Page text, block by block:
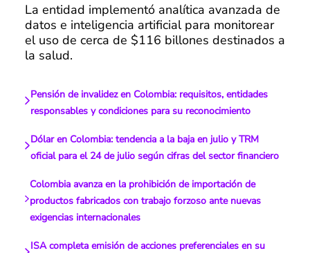
La entidad implementó analítica avanzada de
datos e inteligencia artificial para monitorear
el uso de cerca de $116 billones destinados a
la salud.
Pensión de invalidez en Colombia: requisitos, entidades
responsables y condiciones para su reconocimiento
Dólar en Colombia: tendencia a la baja en julio y TRM
oficial para el 24 de julio según cifras del sector financiero
Colombia avanza en la prohibición de importación de
productos fabricados con trabajo forzoso ante nuevas
exigencias internacionales
ISA completa emisión de acciones preferenciales en su